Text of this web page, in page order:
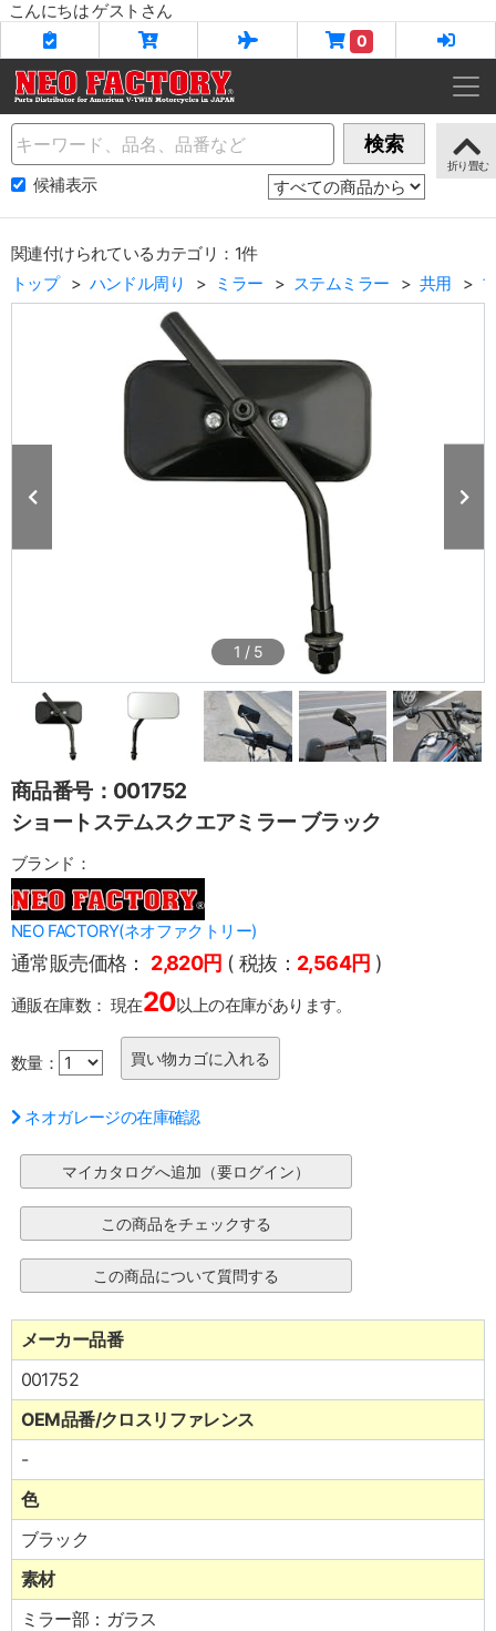
こんにちは ゲストさん
0
Name 検索
候補表示
関連付けられているカテゴリ：1件
トップ
ハンドル周り ミラー ステムミラー 共用
1 / 5
商品番号：001752
ショートステムスクエアミラー ブラック
ブランド：
NEO FACTORY(ネオファクトリー)
通常販売価格： 2,820円 ( 税抜： 2,564円 )
通販在庫数： 現在20以上の在庫があります。
数量：
ネオガレージの在庫確認
メーカー品番
001752
OEM品番/クロスリファレンス
-
色
ブラック
素材
ミラー部：ガラス